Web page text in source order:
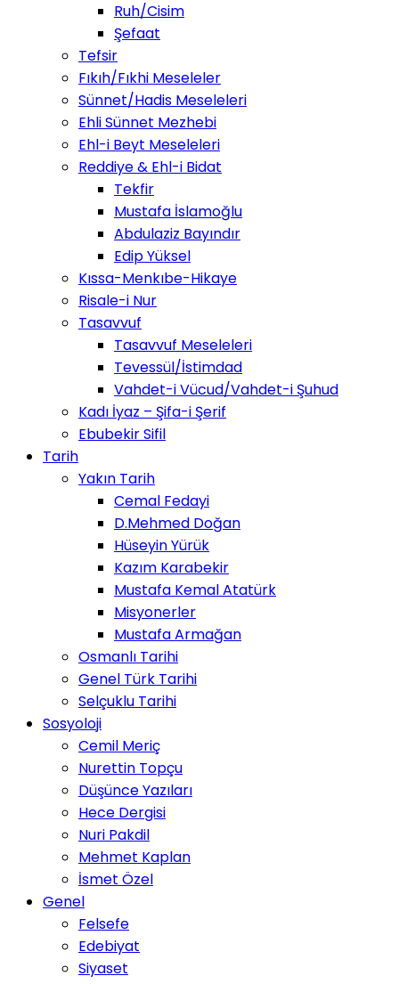
Ruh/Cisim
Şefaat
Tefsir
Fıkıh/Fıkhi Meseleler
Sünnet/Hadis Meseleleri
Ehli Sünnet Mezhebi
Ehl-i Beyt Meseleleri
Reddiye & Ehl-i Bidat
Tekfir
Mustafa İslamoğlu
Abdulaziz Bayındır
Edip Yüksel
Kıssa-Menkıbe-Hikaye
Risale-i Nur
Tasavvuf
Tasavvuf Meseleleri
Tevessül/İstimdad
Vahdet-i Vücud/Vahdet-i Şuhud
Kadı İyaz – Şifa-i Şerif
Ebubekir Sifil
Tarih
Yakın Tarih
Cemal Fedayi
D.Mehmed Doğan
Hüseyin Yürük
Kazım Karabekir
Mustafa Kemal Atatürk
Misyonerler
Mustafa Armağan
Osmanlı Tarihi
Genel Türk Tarihi
Selçuklu Tarihi
Sosyoloji
Cemil Meriç
Nurettin Topçu
Düşünce Yazıları
Hece Dergisi
Nuri Pakdil
Mehmet Kaplan
İsmet Özel
Genel
Felsefe
Edebiyat
Siyaset